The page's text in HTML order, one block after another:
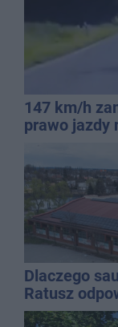
147 km/h
prawo jazdy
Dlaczego
Ratusz